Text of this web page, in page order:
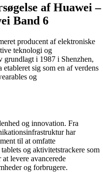
af Huawei –
Band 6
producent af elektroniske
teknologi og
grundlagt i 1987 i Shenzhen,
sig som en af verdens
og
og innovation. Fra
har
til at omfatte
og aktivitetstrackere som
levere avancerede
og forbrugere.